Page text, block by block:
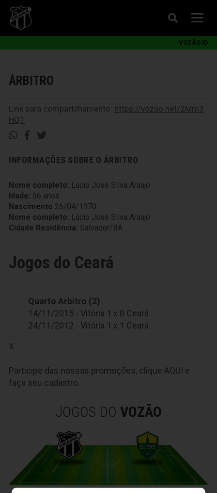
VOZÃO ID
ÁRBITRO
Link para compartilhamento: https://vozao.net/2Mm3
HQT
INFORMAÇÕES SOBRE O ÁRBITRO
Nome completo: Lúcio José Silva Araújo
Idade: 56 anos
Nascimento 26/04/1970
Nome completo: Lúcio José Silva Araújo
Cidade Residência: Salvador/BA
Jogos do Ceará
Quarto Arbitro (2)
14/11/2015 - Vitória 1 x 0 Ceará
24/11/2012 - Vitória 1 x 1 Ceará
X
Participe das nossas promoções, clique AQUI e
faça seu cadastro.
JOGOS DO VOZÃO